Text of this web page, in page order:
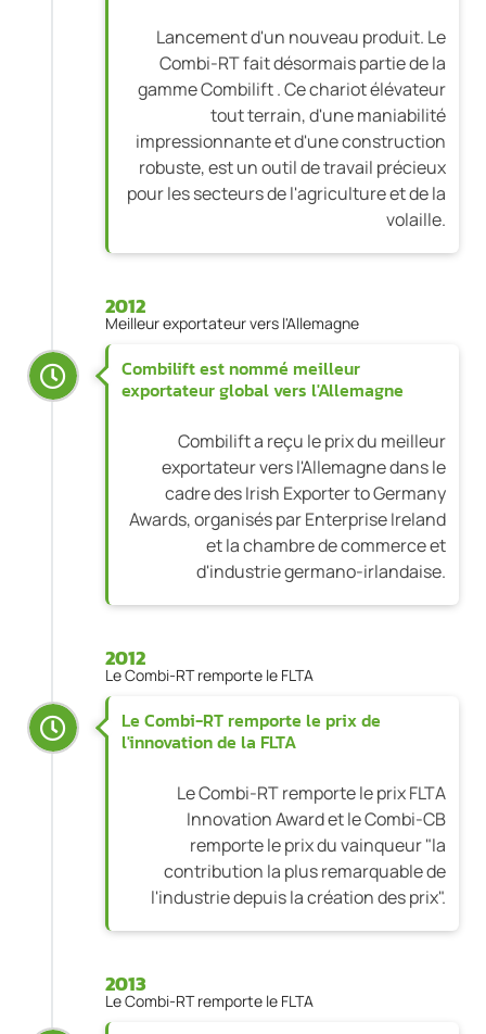
Lancement d'un nouveau produit. Le
Combi-RT fait désormais partie de la
gamme Combilift . Ce chariot élévateur
tout terrain, d'une maniabilité
impressionnante et d'une construction
robuste, est un outil de travail précieux
pour les secteurs de l'agriculture et de la
volaille.
2012
Meilleur exportateur vers l'Allemagne
Combilift est nommé meilleur
exportateur global vers l'Allemagne
Combilift a reçu le prix du meilleur
exportateur vers l'Allemagne dans le
cadre des Irish Exporter to Germany
Awards, organisés par Enterprise Ireland
et la chambre de commerce et
d'industrie germano-irlandaise.
2012
Le Combi-RT remporte le FLTA
Le Combi-RT remporte le prix de
l'innovation de la FLTA
Le Combi-RT remporte le prix FLTA
Innovation Award et le Combi-CB
remporte le prix du vainqueur "la
contribution la plus remarquable de
l'industrie depuis la création des prix".
2013
Le Combi-RT remporte le FLTA